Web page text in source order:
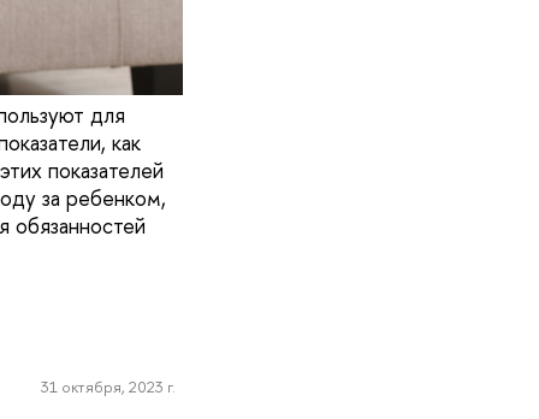
для
как
показателей
за ребенком,
обязанностей
31 октября, 2023 г.